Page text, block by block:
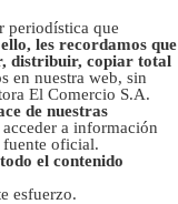
periodística que
les recordamos que
distribuir, copiar total
en nuestra web, sin
El Comercio S.A.
de nuestras
acceder a información
fuente oficial.
el contenido
esfuerzo.